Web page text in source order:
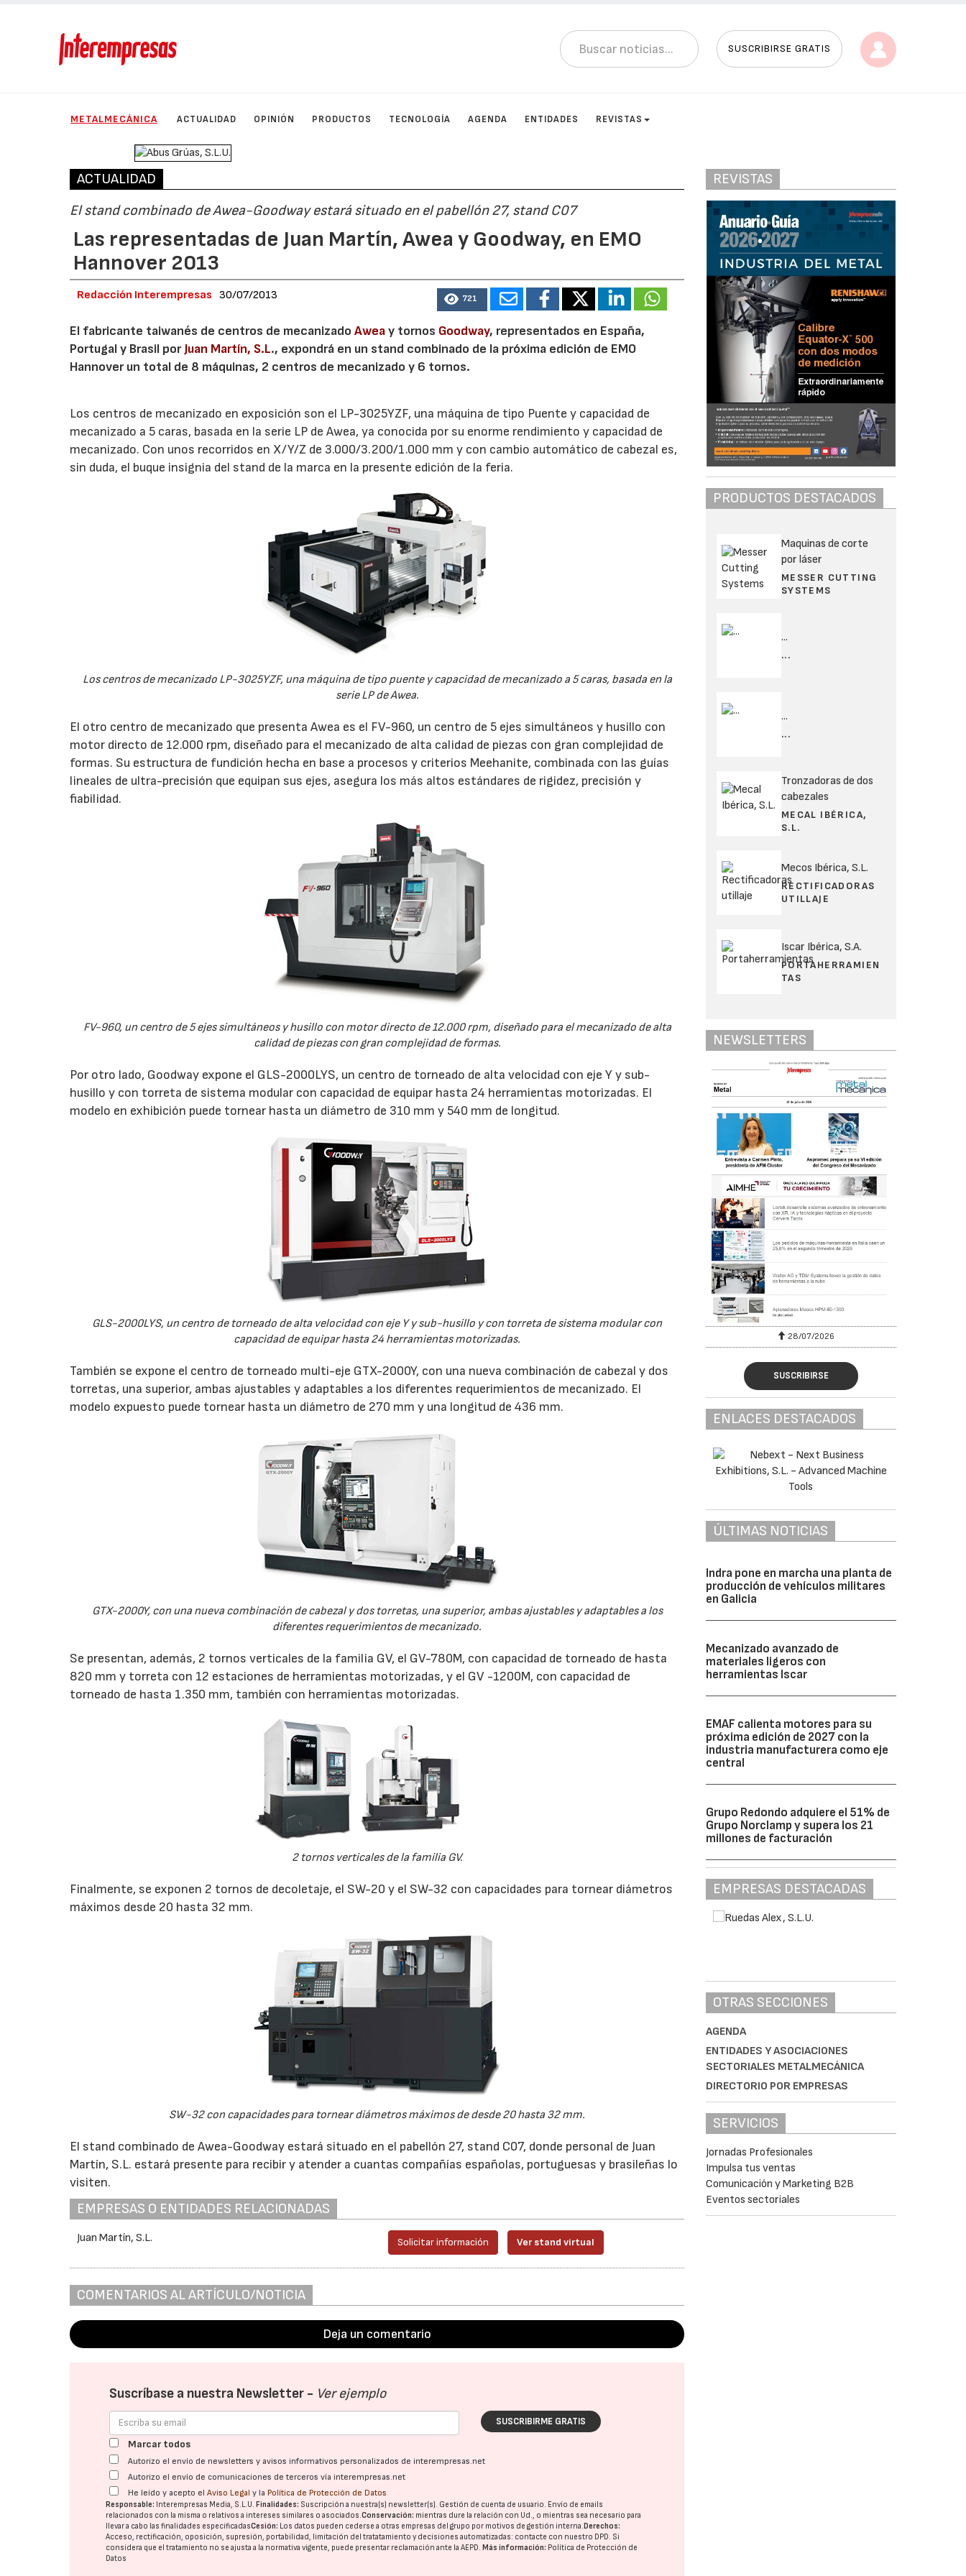
SUSCRIBIRSE GRATIS
METALMECÁNICA ACTUALIDAD OPINIÓN PRODUCTOS TECNOLOGÍA AGENDA ENTIDADES REVISTAS
ACTUALIDAD
El stand combinado de Awea-Goodway estará situado en el pabellón 27, stand C07
Las representadas de Juan Martín, Awea y Goodway, en EMO
Hannover 2013
Redacción Interempresas 30/07/2013 721
El fabricante taiwanés de centros de mecanizadoAweay tornos Goodway, representados en España,
Portugal y Brasil porJuan Martín, S.L., expondrá en un stand combinado de la próxima edición de EMO
Hannover un total de 8 máquinas, 2 centros de mecanizado y 6 tornos.
Los centros de mecanizado en exposición son el LP-3025YZF, una máquina de tipo Puente y capacidad de
mecanizado a 5 caras, basada en la serie LP de Awea, ya conocida por su enorme rendimiento y capacidad de
mecanizado. Con unos recorridos en X/Y/Z de 3.000/3.200/1.000 mm y con cambio automático de cabezal es,
sin duda, el buque insignia del stand de la marca en la presente edición de la feria.
Los centros de mecanizado LP-3025YZF, una máquina de tipo puente y capacidad de mecanizado a 5 caras, basada en la
serie LP de Awea.
El otro centro de mecanizado que presenta Awea es el FV-960, un centro de 5 ejes simultáneos y husillo con
motor directo de 12.000 rpm, diseñado para el mecanizado de alta calidad de piezas con gran complejidad de
formas. Su estructura de fundición hecha en base a procesos y criterios Meehanite, combinada con las guías
lineales de ultra-precisión que equipan sus ejes, asegura los más altos estándares de rigidez, precisión y
fiabilidad.
FV-960, un centro de 5 ejes simultáneos y husillo con motor directo de 12.000 rpm, diseñado para el mecanizado de alta
calidad de piezas con gran complejidad de formas.
Por otro lado, Goodway expone el GLS-2000LYS, un centro de torneado de alta velocidad con eje Y y sub-
husillo y con torreta de sistema modular con capacidad de equipar hasta 24 herramientas motorizadas. El
modelo en exhibición puede tornear hasta un diámetro de 310 mm y 540 mm de longitud.
GLS-2000LYS, un centro de torneado de alta velocidad con eje Y y sub-husillo y con torreta de sistema modular con
capacidad de equipar hasta 24 herramientas motorizadas.
También se expone el centro de torneado multi-eje GTX-2000Y, con una nueva combinación de cabezal y dos
torretas, una superior, ambas ajustables y adaptables a los diferentes requerimientos de mecanizado. El
modelo expuesto puede tornear hasta un diámetro de 270 mm y una longitud de 436 mm.
GTX-2000Y, con una nueva combinación de cabezal y dos torretas, una superior, ambas ajustables y adaptables a los
diferentes requerimientos de mecanizado.
Se presentan, además, 2 tornos verticales de la familia GV, el GV-780M, con capacidad de torneado de hasta
820 mm y torreta con 12 estaciones de herramientas motorizadas, y el GV -1200M, con capacidad de
torneado de hasta 1.350 mm, también con herramientas motorizadas.
2 tornos verticales de la familia GV.
Finalmente, se exponen 2 tornos de decoletaje, el SW-20 y el SW-32 con capacidades para tornear diámetros
máximos desde 20 hasta 32 mm.
SW-32 con capacidades para tornear diámetros máximos de desde 20 hasta 32 mm.
El stand combinado de Awea-Goodway estará situado en el pabellón 27, stand C07, donde personal de Juan
Martín, S.L. estará presente para recibir y atender a cuantas compañías españolas, portuguesas y brasileñas lo
visiten.
EMPRESAS O ENTIDADES RELACIONADAS
Juan Martín, S.L. Solicitar información Ver stand virtual
COMENTARIOS AL ARTÍCULO/NOTICIA
Deja un comentario
Suscríbase a nuestra Newsletter - Ver ejemplo
SUSCRIBIRME GRATIS
Marcar todos
Autorizo el envío de newsletters y avisos informativos personalizados de interempresas.net
Autorizo el envío de comunicaciones de terceros vía interempresas.net
He leído y acepto elAviso Legal y la Política de Protección de Datos
Responsable: Interempresas Media, S.L.U.Finalidades: Suscripción a nuestra(s) newsletter(s). Gestión de cuenta de usuario. Envío de emails
relacionados con la misma o relativos a intereses similares o asociados.Conservación: mientras dure la relación con Ud., o mientras sea necesario para
llevar a cabo las finalidades especificadasCesión: Los datos pueden cederse a otras empresas del grupo por motivos de gestión interna.Derechos:
Acceso, rectificación, oposición, supresión, portabilidad, limitación del tratatamiento y decisiones automatizadas: contacte con nuestro DPD. Si
considera que el tratamiento no se ajusta a la normativa vigente, puede presentar reclamación ante laAEPD.Más información: Política de Protección de
Datos
REVISTAS
PRODUCTOS DESTACADOS
Maquinas de corte
por láser
MESSER CUTTING
SYSTEMS
...
...
...
...
Tronzadoras de dos
cabezales
MECAL IBÉRICA,
S.L.
Mecos Ibérica, S.L.
RECTIFICADORAS
UTILLAJE
Iscar Ibérica, S.A.
PORTAHERRAMIEN
TAS
NEWSLETTERS
28/07/2026 30/07/2026 30/07/2026
SUSCRIBIRSE
ENLACES DESTACADOS
ÚLTIMAS NOTICIAS
Indra pone en marcha una planta de
producción de vehículos militares
en Galicia
Mecanizado avanzado de
materiales ligeros con
herramientas Iscar
EMAF calienta motores para su
próxima edición de 2027 con la
industria manufacturera como eje
central
Grupo Redondo adquiere el 51% de
Grupo Norclamp y supera los 21
millones de facturación
EMPRESAS DESTACADAS
OTRAS SECCIONES
AGENDA
ENTIDADES Y ASOCIACIONES
SECTORIALES METALMECÁNICA
DIRECTORIO POR EMPRESAS
SERVICIOS
Jornadas Profesionales
Impulsa tus ventas
Comunicación y Marketing B2B
Eventos sectoriales